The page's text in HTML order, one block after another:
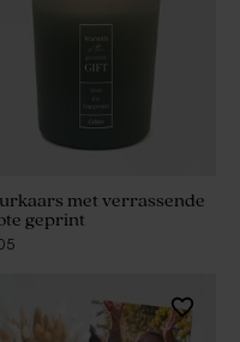
met verrassende
geprint